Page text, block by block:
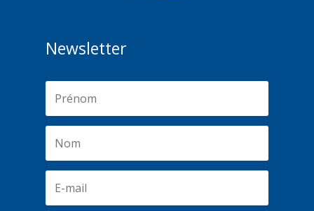
Newsletter